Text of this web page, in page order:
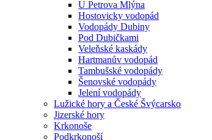
U Petrova Mlýna
Hostovicky vodopád
Vodopády Dubiny
Pod Dubičkami
Veleňské kaskády
Hartmanův vodopád
Tambušské vodopády
Šenovské vodopády
Jelení vodopády
Lužické hory a České Švýcarsko
Jizerské hory
Krkonoše
Podkrkonoší